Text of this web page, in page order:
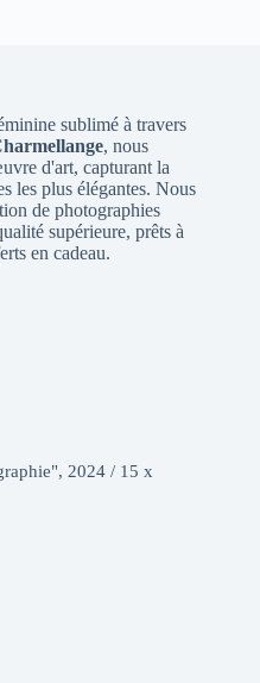
sublimé à travers
, nous
d'art, capturant la
les plus élégantes. Nous
de photographies
supérieure, prêts à
en cadeau.
2024 / 15 x